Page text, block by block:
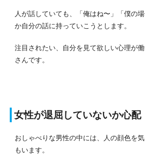
人が話していても、「俺はね〜」「僕の
か自分の話に持っていこうとします。
注目されたい、自分を見て欲しい心理が
さんです。
女性が退屈していないか心配
おしゃべりな男性の中には、人の顔色を
もいます。